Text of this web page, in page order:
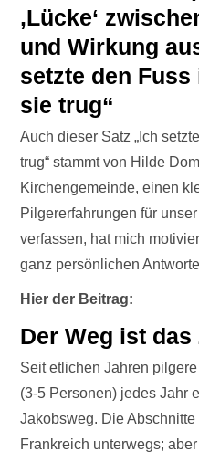
‚Lücke‘
und Wirkung
setzte den
sie trug“
Auch dieser Satz „Ich
trug“ stammt von Hilde
Kirchengemeinde, einen
Pilgererfahrungen für
verfassen, hat mich
ganz persönlichen
Hier der Beitrag:
Der Weg ist das
Seit etlichen Jahren
(3-5 Personen) jedes Jahr
Jakobsweg. Die
Frankreich unterwegs;